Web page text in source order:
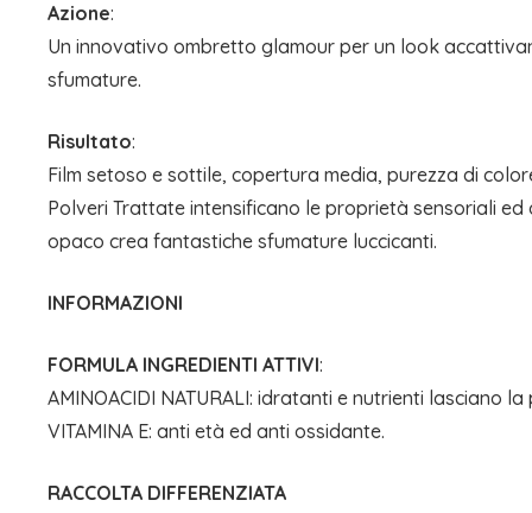
Azione:
Un innovativo ombretto glamour per un look
sfumature.
Risultato:
Film setoso e sottile, copertura media, purezza di
Polveri Trattate intensificano le proprietà sensoriali
opaco crea fantastiche sfumature luccicanti.
INFORMAZIONI
FORMULA INGREDIENTI ATTIVI:
AMINOACIDI NATURALI: idratanti e nutrienti lasciano
VITAMINA E: anti età ed anti ossidante.
RACCOLTA DIFFERENZIATA